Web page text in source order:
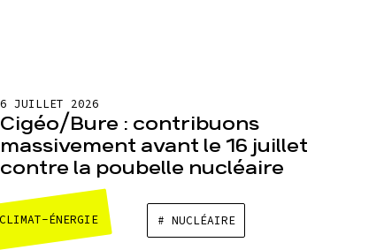
6 JUILLET 2026
Cigéo/Bure : contribuons
massivement avant le 16 juillet
contre la poubelle nucléaire
ÉNERGIE # NUCLÉAIRE